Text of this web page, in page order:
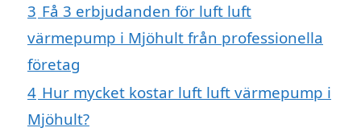
3 Få 3 erbjudanden för luft luft
värmepump i Mjöhult från professionella
företag
4 Hur mycket kostar luft luft värmepump i
Mjöhult?